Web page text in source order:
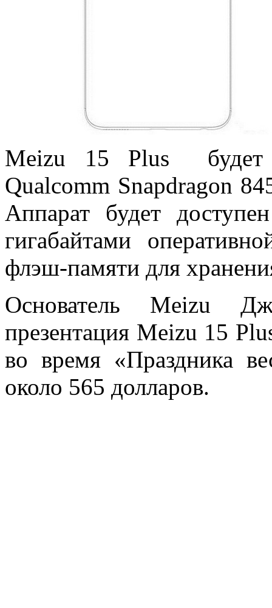
Meizu 15 Plus будет
Qualcomm Snapdragon
Аппарат будет
гигабайтами
флэш-памяти для
Основатель Meizu
презентация Meizu 15
во время «Праздника
около 565 долларов.